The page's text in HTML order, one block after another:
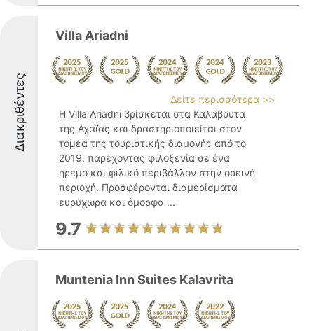
Διακριθέντες
Villa Ariadni
Δείτε περισσότερα >>
Η Villa Ariadni βρίσκεται στα Καλάβρυτα
της Αχαΐας και δραστηριοποιείται στον
τομέα της τουριστικής διαμονής από το
2019, παρέχοντας φιλοξενία σε ένα
ήρεμο και φιλικό περιβάλλον στην ορεινή
περιοχή. Προσφέρονται διαμερίσματα
ευρύχωρα και όμορφα ...
9.7
Muntenia Inn Suites Kalavrita